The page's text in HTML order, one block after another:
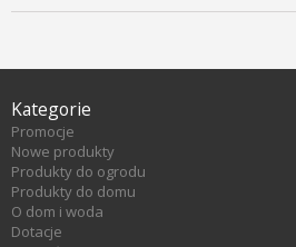
Kategorie
Promocje
Nowe produkty
Produkty do ogrodu
Produkty do domu
O dom i woda
Dotacje